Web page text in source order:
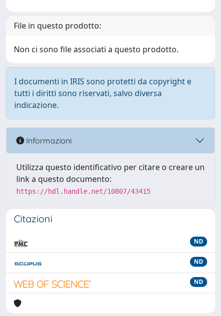
File in questo prodotto:
Non ci sono file associati a questo prodotto.
I documenti in IRIS sono protetti da copyright e
tutti i diritti sono riservati, salvo diversa
indicazione.
Informazioni
Utilizza questo identificativo per citare o creare un
link a questo documento:
https://hdl.handle.net/10807/43415
Citazioni
ND
ND
ND